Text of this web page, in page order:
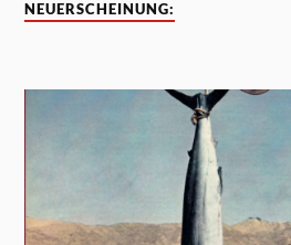
NEUERSCHEINUNG: